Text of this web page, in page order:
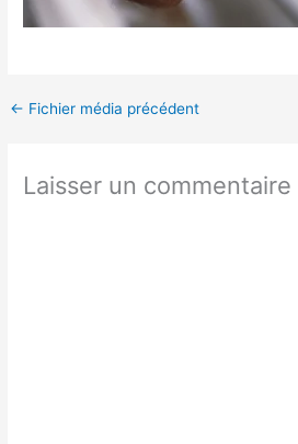
← Fichier média précédent
Laisser un commentaire